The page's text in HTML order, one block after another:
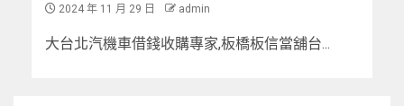
2024 年 11 月 29 日 admin
大台北汽機車借錢收購專家,板橋板信當舖台...